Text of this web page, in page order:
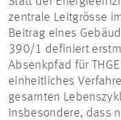
zentrale Leitgrösse
Beitrag eines
390/1 definiert
Absenkpfad für
einheitliches
gesamten
insbesondere, dass